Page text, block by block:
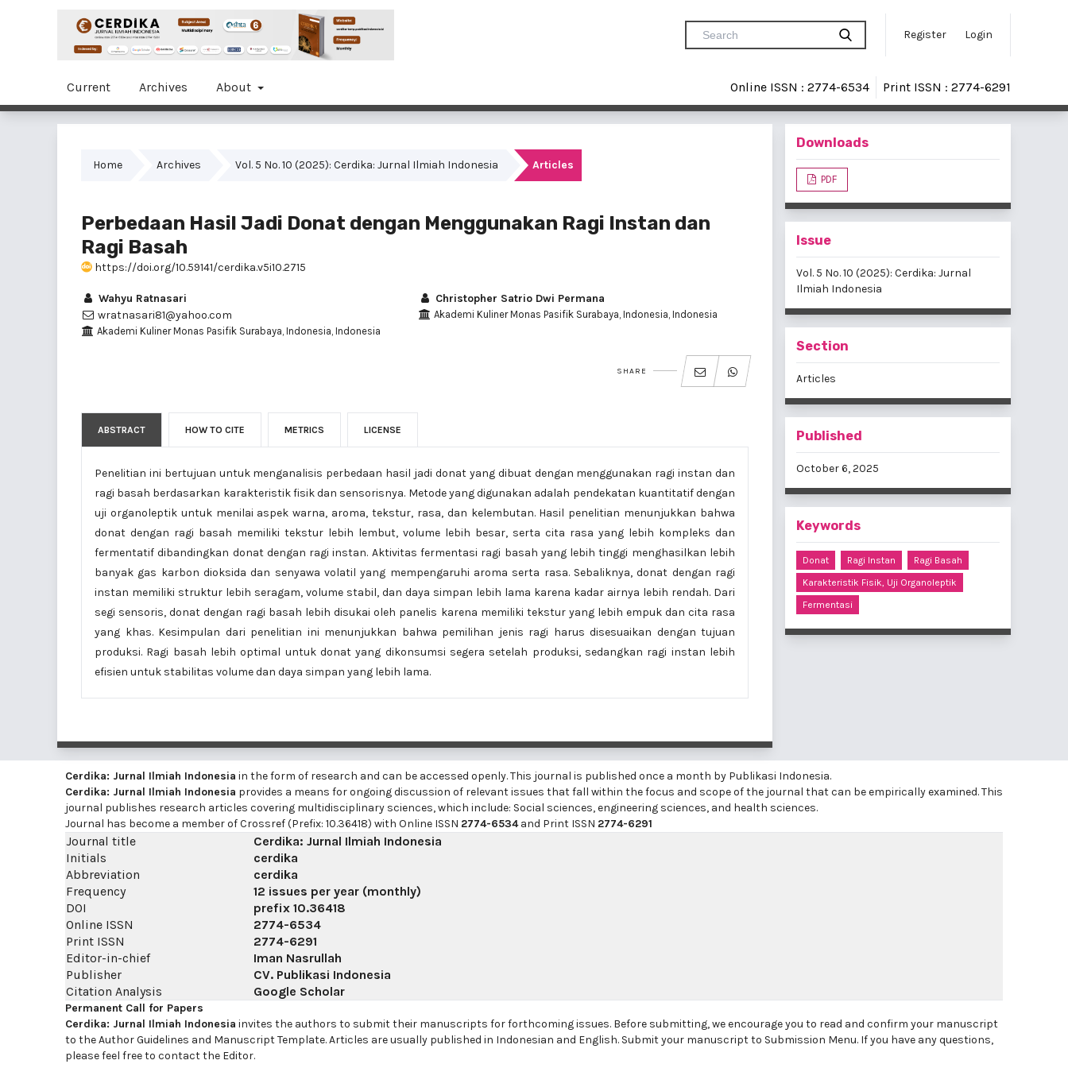
Register Login
Current Archives About Online ISSN : 2774-6534 Print ISSN : 2774-6291
Home Archives Vol. 5 No. 10 (2025): Cerdika: Jurnal Ilmiah Indonesia Articles
Perbedaan Hasil Jadi Donat dengan Menggunakan Ragi Instan dan
Ragi Basah
https://doi.org/10.59141/cerdika.v5i10.2715
Wahyu Ratnasari
wratnasari81@yahoo.com
Akademi Kuliner Monas Pasifik Surabaya, Indonesia, Indonesia
Christopher Satrio Dwi Permana
Akademi Kuliner Monas Pasifik Surabaya, Indonesia, Indonesia
SHARE
ABSTRACT HOW TO CITE METRICS LICENSE
Penelitian ini bertujuan untuk menganalisis perbedaan hasil jadi donat yang dibuat dengan menggunakan ragi instan dan
ragi basah berdasarkan karakteristik fisik dan sensorisnya. Metode yang digunakan adalah pendekatan kuantitatif dengan
uji organoleptik untuk menilai aspek warna, aroma, tekstur, rasa, dan kelembutan. Hasil penelitian menunjukkan bahwa
donat dengan ragi basah memiliki tekstur lebih lembut, volume lebih besar, serta cita rasa yang lebih kompleks dan
fermentatif dibandingkan donat dengan ragi instan. Aktivitas fermentasi ragi basah yang lebih tinggi menghasilkan lebih
banyak gas karbon dioksida dan senyawa volatil yang mempengaruhi aroma serta rasa. Sebaliknya, donat dengan ragi
instan memiliki struktur lebih seragam, volume stabil, dan daya simpan lebih lama karena kadar airnya lebih rendah. Dari
segi sensoris, donat dengan ragi basah lebih disukai oleh panelis karena memiliki tekstur yang lebih empuk dan cita rasa
yang khas. Kesimpulan dari penelitian ini menunjukkan bahwa pemilihan jenis ragi harus disesuaikan dengan tujuan
produksi. Ragi basah lebih optimal untuk donat yang dikonsumsi segera setelah produksi, sedangkan ragi instan lebih
efisien untuk stabilitas volume dan daya simpan yang lebih lama.
Downloads
PDF
Issue
Vol. 5 No. 10 (2025): Cerdika: Jurnal
Ilmiah Indonesia
Section
Articles
Published
October 6, 2025
Keywords
Donat Ragi Instan
Ragi Basah
Karakteristik Fisik, Uji Organoleptik
Fermentasi
Cerdika: Jurnal Ilmiah Indonesia in the form of research and can be accessed openly. This journal is published once a month by Publikasi Indonesia.
Cerdika: Jurnal Ilmiah Indonesia provides a means for ongoing discussion of relevant issues that fall within the focus and scope of the journal that can be empirically examined. This
journal publishes research articles covering multidisciplinary sciences, which include: Social sciences, engineering sciences, and health sciences.
Journal has become a member of Crossref (Prefix: 10.36418) with Online ISSN 2774-6534and Print ISSN 2774-6291
Journal title
Cerdika: Jurnal Ilmiah Indonesia
Initials
cerdika
Abbreviation
cerdika
Frequency
12 issues per year (monthly)
DOI
prefix 10.36418
Online ISSN
2774-6534
Print ISSN
2774-6291
Editor-in-chief
Iman Nasrullah
Publisher
CV. Publikasi Indonesia
Citation Analysis
Google Scholar
Permanent Call for Papers
Cerdika: Jurnal Ilmiah Indonesia invites the authors to submit their manuscripts for forthcoming issues. Before submitting, we encourage you to read and confirm your manuscript
to the Author Guidelines and Manuscript Template. Articles are usually published in Indonesian and English. Submit your manuscript to Submission Menu. If you have any questions,
please feel free to contact the Editor.